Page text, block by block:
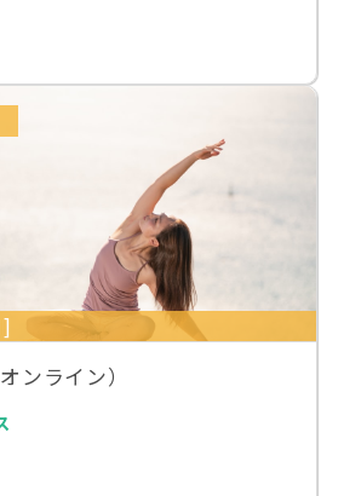
ライン）